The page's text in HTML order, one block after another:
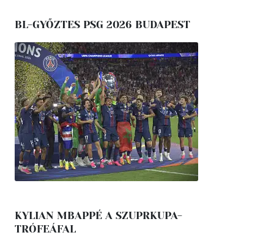
BL-GYŐZTES PSG 2026 BUDAPEST
KYLIAN MBAPPÉ A SZUPRKUPA-
TRÓFEÁFAL